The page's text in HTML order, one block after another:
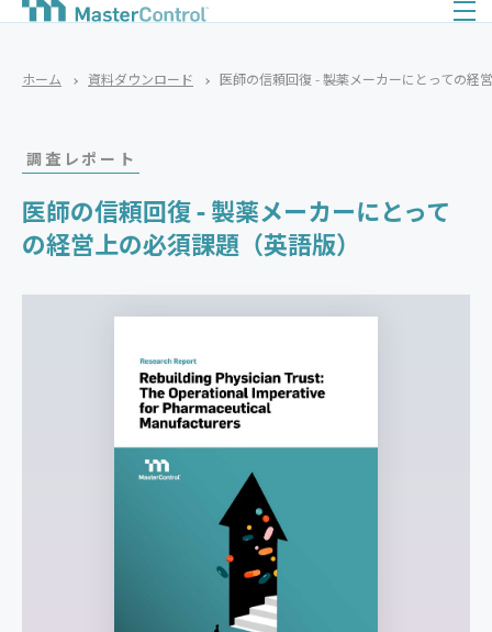
ホーム 資料ダウンロード 医師の信頼回復 - 製薬メーカーにとっての経
調査レポート
医師の信頼回復 - 製薬メーカーにとって
の経営上の必須課題（英語版）